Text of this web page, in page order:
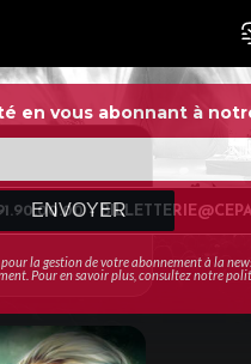
en vous abonnant à
ENVOYER
la gestion de votre abonnement à la
Pour en savoir plus, consultez notre
–